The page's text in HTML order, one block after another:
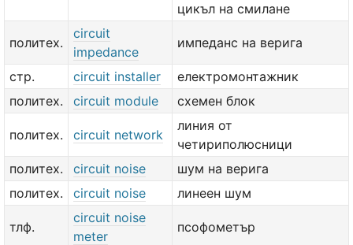
цикъл на смилане
политех.
circuit
impedance
импеданс на верига
стр. circuit installer
електромонтажник
политех.
circuit module схемен блок
политех. circuit network
линия от
четириполюсници
политех.
circuit noise
шум на верига
политех.
circuit noise линеен шум
тлф.
circuit noise
meter
псофометър